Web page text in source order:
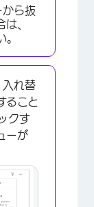
×
ら抜
、
。
入れ替
ること
クす
ーが